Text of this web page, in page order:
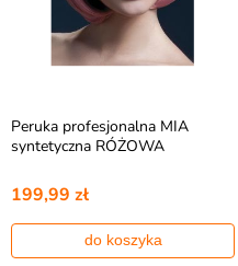
Peruka profesjonalna MIA
syntetyczna RÓŻOWA
199,99 zł
do koszyka